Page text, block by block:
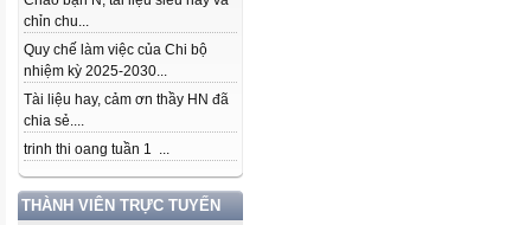
chỉn chu...
Quy chế làm việc của Chi bộ
nhiệm kỳ 2025-2030...
Tài liệu hay, cảm ơn thầy HN đã
chia sẻ....
trinh thi oang tuần 1 ...
THÀNH VIÊN TRỰC TUYẾN